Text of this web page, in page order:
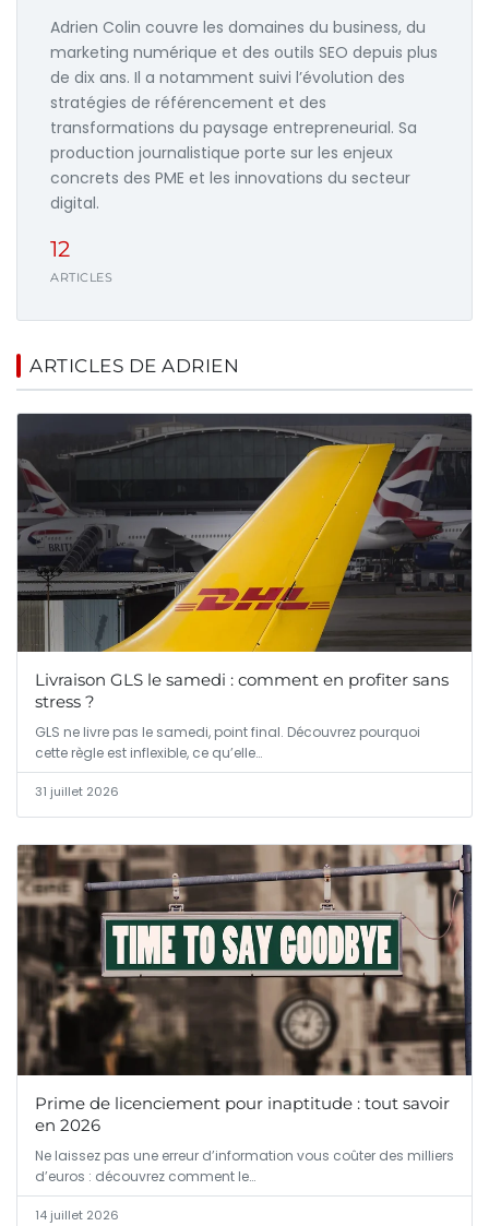
Adrien Colin couvre les domaines du business, du
marketing numérique et des outils SEO depuis plus
de dix ans. Il a notamment suivi l’évolution des
stratégies de référencement et des
transformations du paysage entrepreneurial. Sa
production journalistique porte sur les enjeux
concrets des PME et les innovations du secteur
digital.
12
ARTICLES
ARTICLES DE ADRIEN
Livraison GLS le samedi : comment en profiter sans
stress ?
GLS ne livre pas le samedi, point final. Découvrez pourquoi
cette règle est inflexible, ce qu’elle…
31 juillet 2026
Prime de licenciement pour inaptitude : tout savoir
en 2026
Ne laissez pas une erreur d’information vous coûter des milliers
d’euros : découvrez comment le…
14 juillet 2026